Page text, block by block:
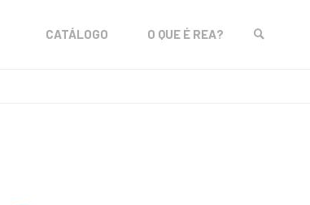
CATÁLOGO O QUE É REA?